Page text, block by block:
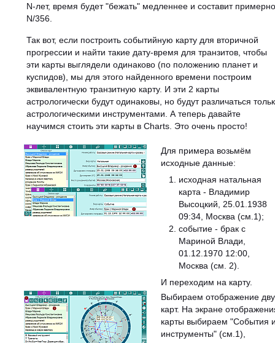
N-лет, время будет "бежать" медленнее и составит
N/356.
Так вот, если построить событийную карту для вторичной
прогрессии и найти такие дату-время для транзитов, чтобы
эти карты выглядели одинаково (по положению планет и
куспидов), мы для этого найденного времени построим
эквивалентную транзитную карту. И эти 2 карты
астрологически будут одинаковы, но будут различаться
астрологическими инструментами. А теперь давайте
научимся стоить эти карты в Charts. Это очень просто!
Для примера возьмём
исходные данные:
исходная натальная
карта - Владимир
Высоцкий, 25.01.1938
09:34, Москва (см.1);
событие - брак с
Мариной Влади,
01.12.1970 12:00,
Москва (см. 2).
И переходим на карту.
Выбираем отображение
карт. На экране
карты выбираем "События
инструменты" (см.1),